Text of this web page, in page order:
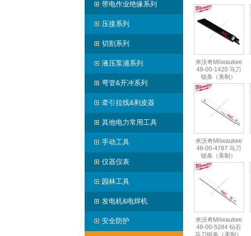
带电作业绝缘系列
压接系列
切割系列
液压泵浦系列
弯管&开冲系列
牵引拉线&剥皮器
其他电力常用工具
手动工具
仪器仪表
园林工具
发电机&电焊机
安全防护
米沃奇Milwaukee
48-00-1420 马刀
锯条（美制）
米沃奇Milwaukee
48-00-4787 马刀
锯条（美制）
米沃奇Milwaukee
48-00-5284 钻石
马刀锯条（美制）